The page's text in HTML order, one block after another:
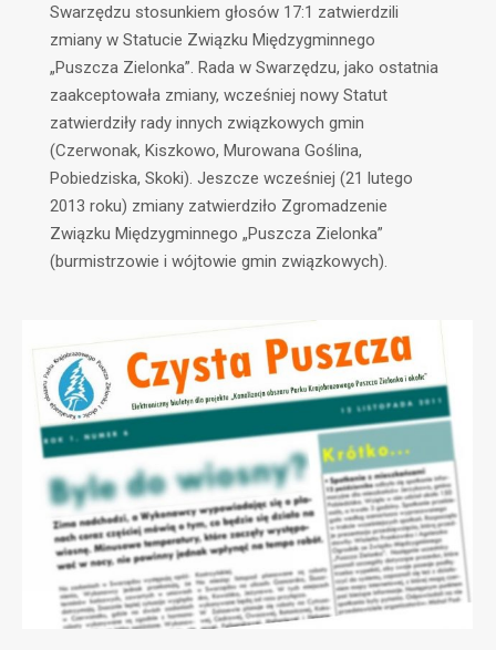
Swarzędzu stosunkiem głosów 17:1 zatwierdzili
zmiany w Statucie Związku Międzygminnego
„Puszcza Zielonka”. Rada w Swarzędzu, jako ostatnia
zaakceptowała zmiany, wcześniej nowy Statut
zatwierdziły rady innych związkowych gmin
(Czerwonak, Kiszkowo, Murowana Goślina,
Pobiedziska, Skoki). Jeszcze wcześniej (21 lutego
2013 roku) zmiany zatwierdziło Zgromadzenie
Związku Międzygminnego „Puszcza Zielonka”
(burmistrzowie i wójtowie gmin związkowych).